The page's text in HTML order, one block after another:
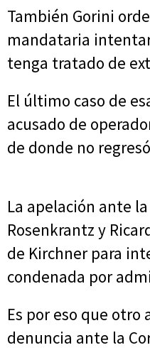
También Gorini
mandataria
tenga tratado de
El último caso de
acusado de
de donde no
La apelación ante
Rosenkrantz y
de Kirchner para
condenada por
Es por eso que
denuncia ante la